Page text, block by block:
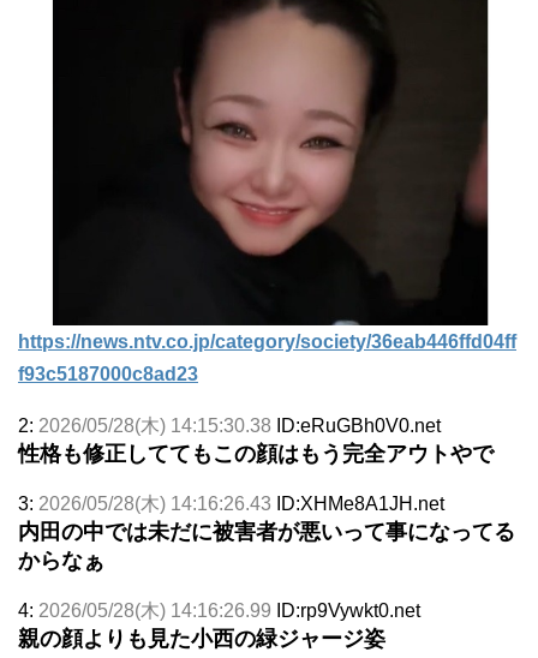
https://news.ntv.co.jp/category/society/36eab446ffd04ff
f93c5187000c8ad23
2: 2026/05/28(木) 14:15:30.38 ID:eRuGBh0V0.net
性格も修正しててもこの顔はもう完全アウトやで
3: 2026/05/28(木) 14:16:26.43 ID:XHMe8A1JH.net
内田の中では未だに被害者が悪いって事になってる
からなぁ
4: 2026/05/28(木) 14:16:26.99 ID:rp9Vywkt0.net
親の顔よりも見た小西の緑ジャージ姿